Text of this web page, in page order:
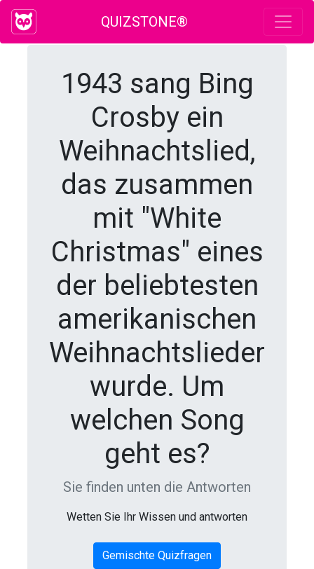
QUIZSTONE®
1943 sang Bing
Crosby ein
Weihnachtslied,
das zusammen
mit "White
Christmas" eines
der beliebtesten
amerikanischen
Weihnachtslieder
wurde. Um
welchen Song
geht es?
Sie finden unten die Antworten
Wetten Sie Ihr Wissen und antworten
Gemischte Quizfragen